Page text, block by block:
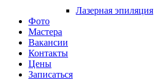
Лазерная эпиляция
Фото
Мастера
Вакансии
Контакты
Цены
Записаться